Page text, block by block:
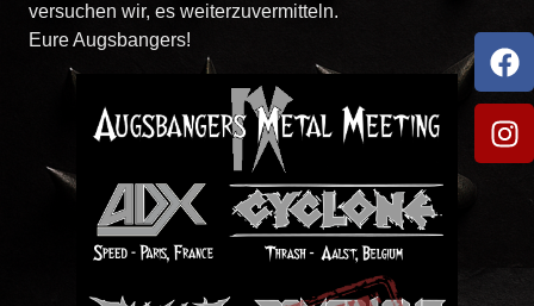
versuchen wir, es weiterzuvermitteln.
Eure Augsbangers!